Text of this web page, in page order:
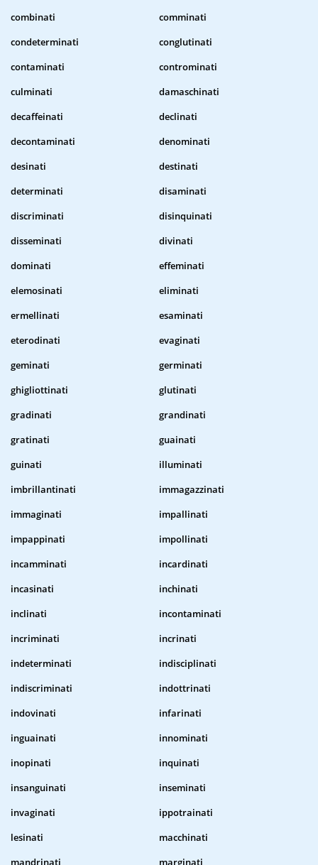
combinati
comminati
condeterminati
conglutinati
contaminati
controminati
culminati
damaschinati
decaffeinati
declinati
decontaminati
denominati
desinati
destinati
determinati
disaminati
discriminati
disinquinati
disseminati
divinati
dominati
effeminati
elemosinati
eliminati
ermellinati
esaminati
eterodinati
evaginati
geminati
germinati
ghigliottinati
glutinati
gradinati
grandinati
gratinati
guainati
guinati
illuminati
imbrillantinati
immagazzinati
immaginati
impallinati
impappinati
impollinati
incamminati
incardinati
incasinati
inchinati
inclinati
incontaminati
incriminati
incrinati
indeterminati
indisciplinati
indiscriminati
indottrinati
indovinati
infarinati
inguainati
innominati
inopinati
inquinati
insanguinati
inseminati
invaginati
ippotrainati
lesinati
macchinati
mandrinati
marginati